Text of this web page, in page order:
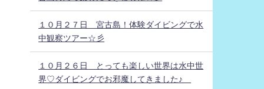
１０月２７日 宮古島！体験ダイビングで水
中観察ツアー☆彡
１０月２６日 とっても楽しい世界は水中世
界♡ダイビングでお邪魔してきました♪